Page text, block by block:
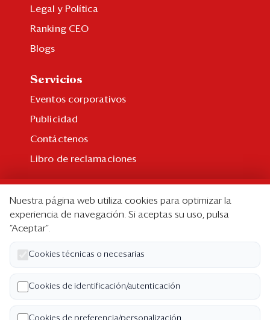
Legal y Política
Ranking CEO
Blogs
Servicios
Eventos corporativos
Publicidad
Contáctenos
Libro de reclamaciones
Suscripción individual
Paquetes corporativos
Edición Impresa
Nosotros
Quiénes somos
Nuestra página web utiliza cookies para optimizar la
experiencia de navegación. Si aceptas su uso, pulsa
“Aceptar”.
Cookies técnicas o necesarias
Cookies de identificación/autenticación
Cookies de preferencia/personalización